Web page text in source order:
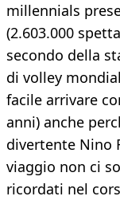
millennials
(2.603.000
secondo della
di volley
facile arrivare
anni) anche
divertente Nino
viaggio non ci
ricordati nel